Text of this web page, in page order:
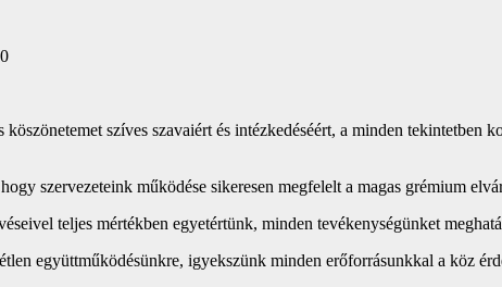
szíves szavaiért és intézkedéséért, a minden
szervezeteink működése sikeresen megfelelt a magas grémium
teljes mértékben egyetértünk, minden tevékenységünket
együttműködésünkre, igyekszünk minden erőforrásunkkal a köz